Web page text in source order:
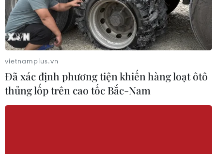
Thuế polysilicon: Doanh nghiệp Hàn
Quốc tại Mỹ có lợi thế
07/08/2026 12:17
Tầm nhìn bán dẫn của Malaysia: Đi
từ thế mạnh sẵn có lên nấc thang giá
vietnamplus.vn
Đã xác định phương tiện khiến hàng loạt ôtô
thủng lốp trên cao tốc Bắc-Nam